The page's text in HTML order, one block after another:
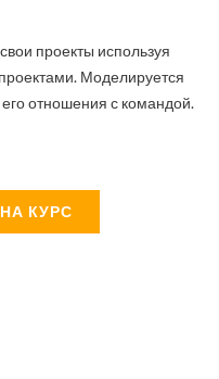
проекты используя
Моделируется
отношения с командой.
КУРС